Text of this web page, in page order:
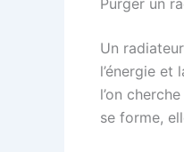
Un
l’énergie
l’on
se forme,